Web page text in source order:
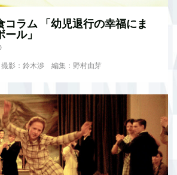
コラム 「幼児退行の幸福にま
ル」
撮影：鈴木渉 編集：野村由芽